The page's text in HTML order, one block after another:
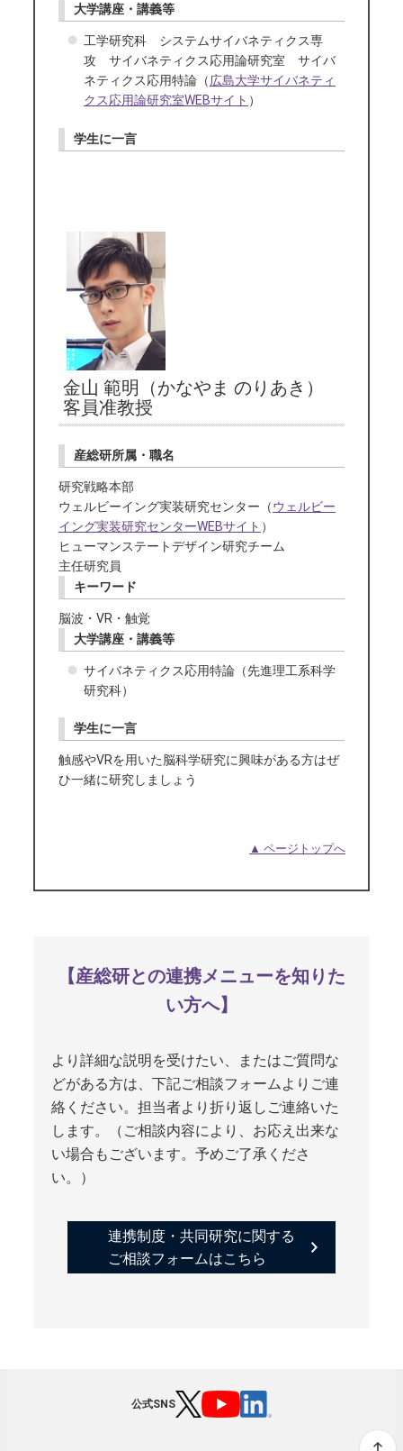
大学講座・講義等
工学研究科 システムサイバネティクス専
攻 サイバネティクス応用論研究室 サイバ
ネティクス応用特論（広島大学サイバネティ
クス応用論研究室WEBサイト ）
学生に一言
金山 範明（かなやま のりあき）
客員准教授
産総研所属・職名
研究戦略本部
ウェルビーイング実装研究センター（ウェルビー
イング実装研究センターWEBサイト ）
ヒューマンステートデザイン研究チーム
主任研究員
キーワード
脳波・VR・触覚
大学講座・講義等
サイバネティクス応用特論（先進理工系科学
研究科）
学生に一言
触感やVRを用いた脳科学研究に興味がある方はぜ
ひ一緒に研究しましょう
▲ ページトップへ
【産総研との連携メニューを知りた
い方へ】
より詳細な説明を受けたい、またはご質問な
どがある方は、下記ご相談フォームよりご連
絡ください。担当者より折り返しご連絡いた
します。（ご相談内容により、お応え出来な
い場合もございます。予めご了承くださ
い。）
連携制度・共同研究に関する
ご相談フォームはこちら
公式SNS